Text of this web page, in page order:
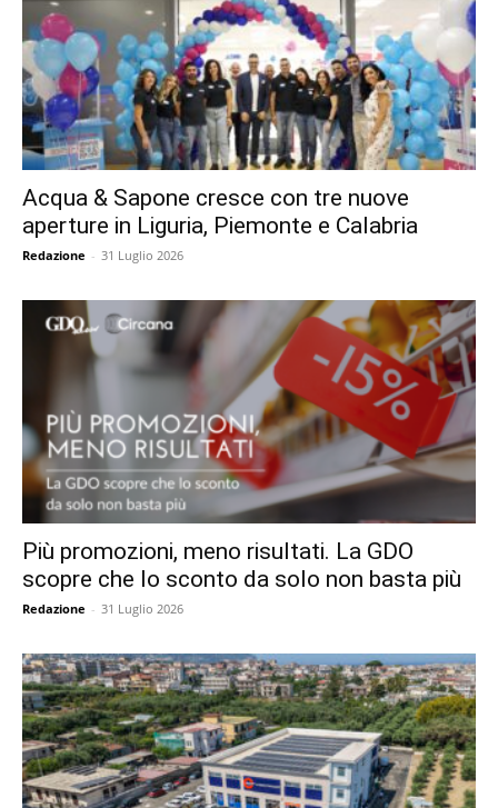
Acqua & Sapone cresce con tre nuove
aperture in Liguria, Piemonte e Calabria
Redazione - 31 Luglio 2026
Più promozioni, meno risultati. La GDO
scopre che lo sconto da solo non basta più
Redazione - 31 Luglio 2026